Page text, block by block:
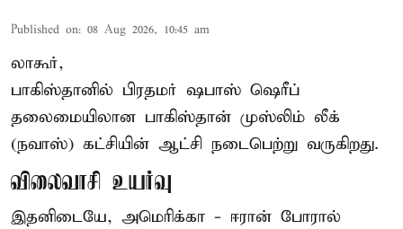
Published on: 08 Aug 2026, 10:45 am
லாகூர்,
பாகிஸ்தானில் பிரதமர் ஷபாஸ் ஷெரீப்
தலைமையிலான பாகிஸ்தான் முஸ்லிம் லீக்
(நவாஸ்) கட்சியின் ஆட்சி நடைபெற்று வருகிறது.
விலைவாசி உயர்வு
இதனிடையே, அமெரிக்கா - ஈரான் போரால்